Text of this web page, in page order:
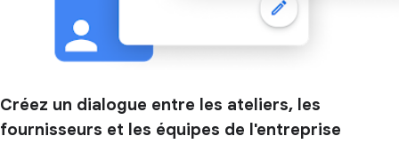
Créez un dialogue entre les ateliers, les
fournisseurs et les équipes de l'entreprise